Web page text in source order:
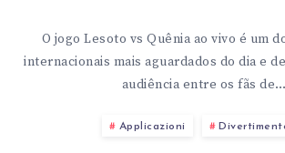
O jogo Lesoto vs Quênia ao vivo é um
internacionais mais aguardados do dia e
audiência entre os fãs de…
Applicazioni